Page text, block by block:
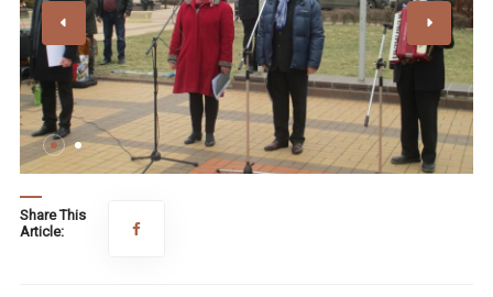
Share This
Article: